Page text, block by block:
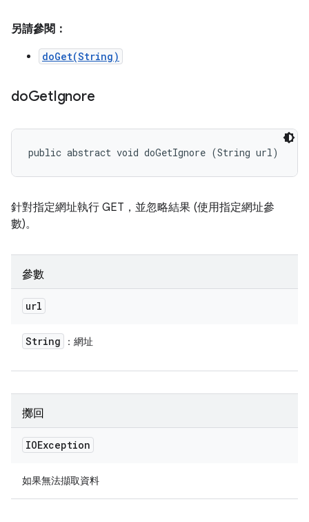
另請參閱：
doGet(String)
doGetIgnore
public abstract void doGetIgnore (String url)
針對指定網址執行 GET，並忽略結果 (使用指定網址參
數)。
參數
url
String ：網址
擲回
IOException
如果無法擷取資料